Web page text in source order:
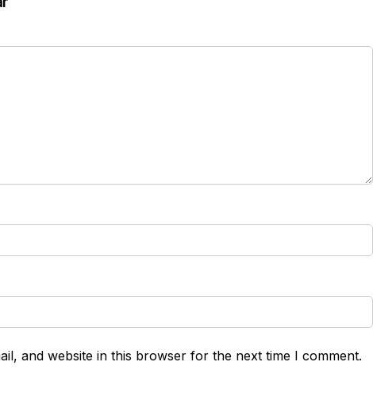
and website in this browser for the next time I comment.